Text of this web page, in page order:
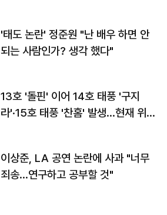
'태도 논란' 정준원 "난 배우 하면 안
되는 사람인가? 생각 했다"
13호 '돌핀' 이어 14호 태풍 '구지
라'·15호 태풍 '찬홈' 발생…현재 위
이상준, LA 공연 논란에 사과 "너무
죄송…연구하고 공부할 것"